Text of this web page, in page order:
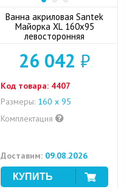
Ванна акриловая Santek
Майорка XL 160x95
левосторонняя
26 042 ₽
Код товара: 4407
Размеры: 160 x 95
Комплектация
Доставим: 09.08.2026